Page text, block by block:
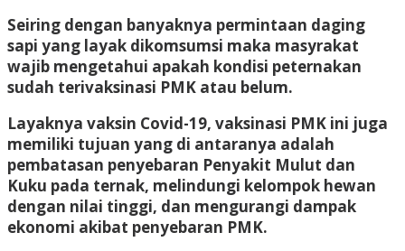
Seiring dengan banyaknya permintaan daging
sapi yang layak dikomsumsi maka masyrakat
wajib mengetahui apakah kondisi peternakan
sudah terivaksinasi PMK atau belum.
Layaknya vaksin Covid-19, vaksinasi PMK ini juga
memiliki tujuan yang di antaranya adalah
pembatasan penyebaran Penyakit Mulut dan
Kuku pada ternak, melindungi kelompok hewan
dengan nilai tinggi, dan mengurangi dampak
ekonomi akibat penyebaran PMK.